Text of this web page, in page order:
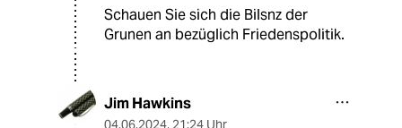
Schauen Sie sich die Bilsnz der
Grunen an bezüglich Friedenspolitik.
Jim Hawkins
04.06.2024, 21:24 Uhr